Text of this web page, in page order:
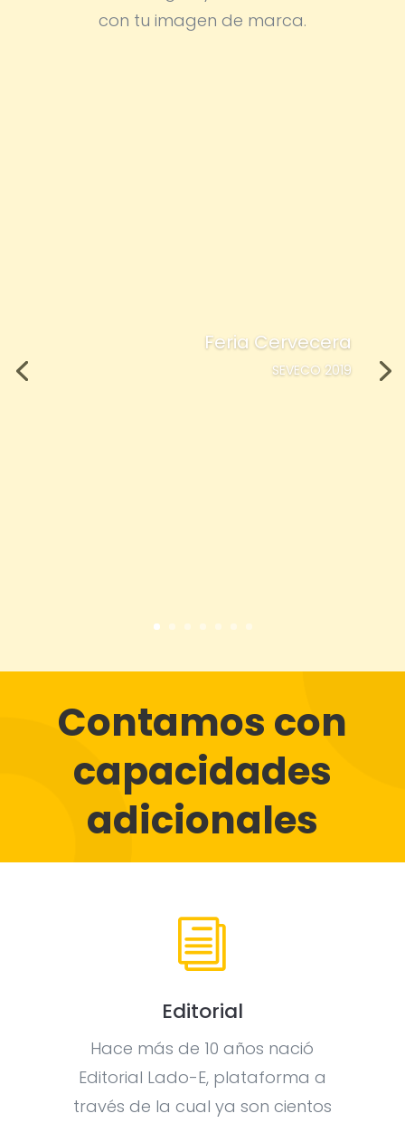
con tu imagen de marca.
Feria Cervecera
SEVECO 2019
Contamos con
capacidades
adicionales
i
Editorial
Hace más de 10 años nació
Editorial Lado-E, plataforma a
través de la cual ya son cientos